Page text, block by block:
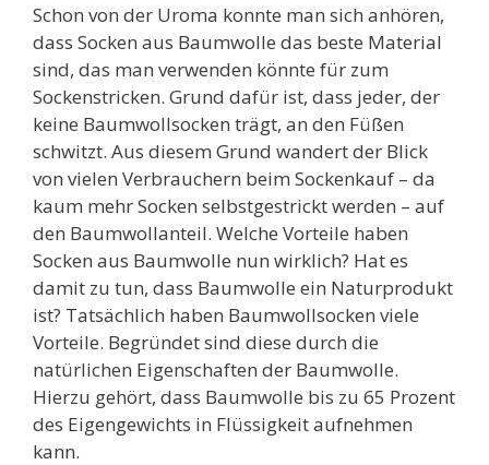
Schon von der Uroma konnte man sich anhören,
dass Socken aus Baumwolle das beste Material
sind, das man verwenden könnte für zum
Sockenstricken. Grund dafür ist, dass jeder, der
keine Baumwollsocken trägt, an den Füßen
schwitzt. Aus diesem Grund wandert der Blick
von vielen Verbrauchern beim Sockenkauf – da
kaum mehr Socken selbstgestrickt werden – auf
den Baumwollanteil. Welche Vorteile haben
Socken aus Baumwolle nun wirklich? Hat es
damit zu tun, dass Baumwolle ein Naturprodukt
ist? Tatsächlich haben Baumwollsocken viele
Vorteile. Begründet sind diese durch die
natürlichen Eigenschaften der Baumwolle.
Hierzu gehört, dass Baumwolle bis zu 65 Prozent
des Eigengewichts in Flüssigkeit aufnehmen
kann.